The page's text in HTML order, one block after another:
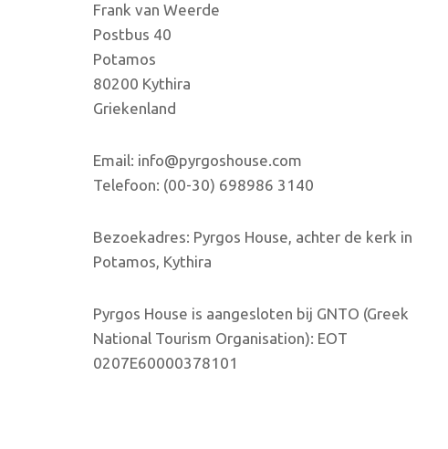
Frank van Weerde
Postbus 40
Potamos
80200 Kythira
Griekenland
Email: info@pyrgoshouse.com
Telefoon: (00-30) 698986 3140
Bezoekadres: Pyrgos House, achter de kerk in
Potamos, Kythira
Pyrgos House is aangesloten bij GNTO (Greek
National Tourism Organisation): EOT
0207E60000378101